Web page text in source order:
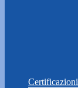
Certificazioni